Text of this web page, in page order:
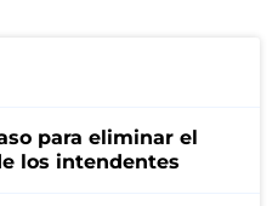
para eliminar el
los intendentes